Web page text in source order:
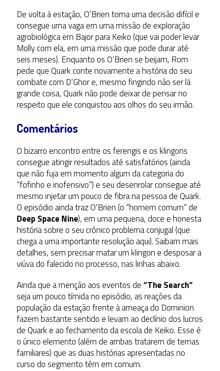
De volta à estação, O’Brien toma uma decisão difícil e
consegue uma vaga em uma missão de exploração
agrobiológica em Bajor para Keiko (que vai poder levar
Molly com ela, em uma missão que pode durar até
seis meses). Enquanto os O’Brien se beijam, Rom
pede que Quark conte novamente a história do seu
combate com D’Ghor e, mesmo fingindo não ser lá
grande coisa, Quark não pode deixar de pensar no
respeito que ele conquistou aos olhos do seu irmão.
Comentários
O bizarro encontro entre os ferengis e os klingons
consegue atingir resultados até satisfatórios (ainda
que não fuja em momento algum da categoria do
“fofinho e inofensivo”) e seu desenrolar consegue até
mesmo injetar um pouco de fibra na pessoa de Quark.
O episódio ainda traz O’Brien (o “homem comum” de
Deep Space Nine), em uma pequena, doce e honesta
história sobre o seu crônico problema conjugal (que
chega a uma importante resolução aqui). Saibam mais
detalhes, sem precisar matar um klingon e desposar a
viúva do falecido no processo, nas linhas abaixo.
Ainda que a menção aos eventos de“The Search”
seja um pouco tímida no episódio, as reações da
população da estação frente à ameaça do Dominion
fazem bastante sentido e levam ao declínio dos lucros
de Quark e ao fechamento da escola de Keiko. Esse é
o único elemento (além de ambas tratarem de temas
familiares) que as duas histórias apresentadas no
curso do segmento têm em comum.